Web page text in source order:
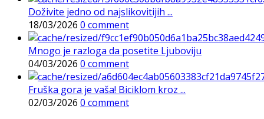
Doživite jedno od najslikovitijih ...
18/03/2026 0 comment
Mnogo je razloga da posetite Ljuboviju
04/03/2026 0 comment
Fruška gora je vaša! Biciklom kroz ...
02/03/2026 0 comment